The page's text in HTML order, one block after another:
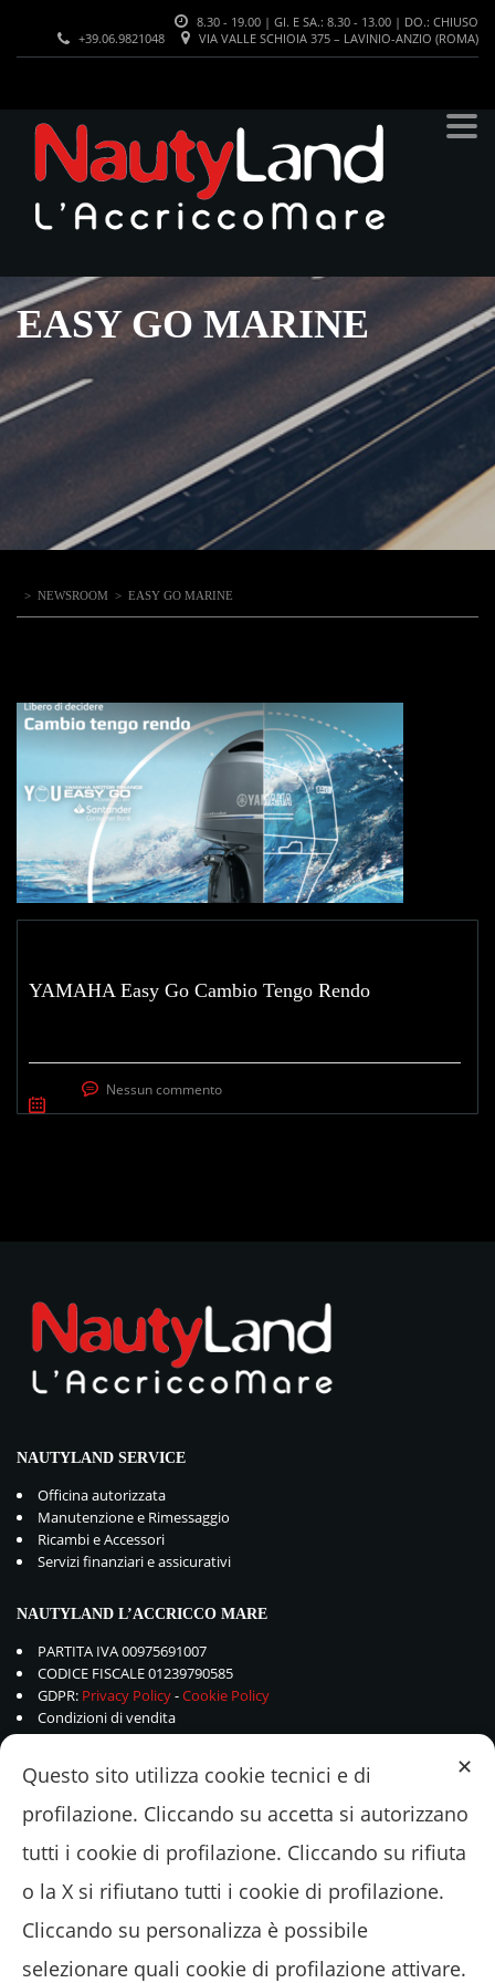
8.30 - 19.00 | GI. E SA.: 8.30 - 13.00 | DO.: CHIUSO
VIA VALLE SCHIOIA 375 – LAVINIO-ANZIO (ROMA)
+39.06.9821048
EASY GO MARINE
> NEWSROOM > EASY GO MARINE
YAMAHA Easy Go Cambio Tengo Rendo
Nessun commento
NAUTYLAND SERVICE
Officina autorizzata
Manutenzione e Rimessaggio
Ricambi e Accessori
Servizi finanziari e assicurativi
NAUTYLAND L’ACCRICCO MARE
PARTITA IVA 00975691007
CODICE FISCALE 01239790585
GDPR: Privacy Policy-Cookie Policy
Condizioni di vendita
✕
Questo sito utilizza cookie tecnici e di
profilazione. Cliccando su accetta si autorizzano
tutti i cookie di profilazione. Cliccando su rifiuta
o la X si rifiutano tutti i cookie di profilazione.
Cliccando su personalizza è possibile
selezionare quali cookie di profilazione attivare.